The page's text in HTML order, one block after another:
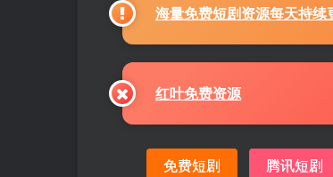
海量免费短剧资源每天持续
红叶免费资源
免费短剧 腾讯短剧